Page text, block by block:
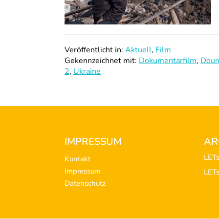
Veröffentlicht in: Aktuell, Film
Gekennzeichnet mit: Dokumentarfilm,
2, Ukraine
IMPRESSUM
Kontakt
Impressum
Datenschutz